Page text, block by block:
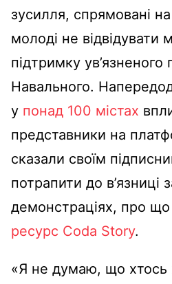
зусилля, спрямовані
молоді не відвідувати
підтримку ув’язненого
Навального.
у понад 100 містах
представники на
сказали своїм
потрапити до в’язниці
демонстраціях, про що
ресурс Coda Story.
«Я не думаю, що хтось